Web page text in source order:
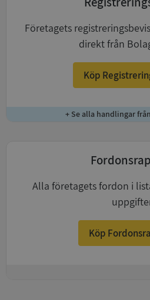
Företagets
direkt från
Köp
+ Se alla handlingar
Alla företagets fordon i
Köp